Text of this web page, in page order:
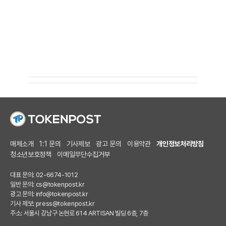
매체소개 1:1 문의 기사제보 광고 문의 이용약관
개인정보처리방침
청소년보호정책
이메일무단수집거부
대표 문의: 02-6674-1012
일반 문의: cs@tokenpost.kr
광고 문의: info@tokenpost.kr
기사 제보: press@tokenpost.kr
주소: 서울시 강남구 논현로 614 ARTISAN 빌딩 6층, 7층